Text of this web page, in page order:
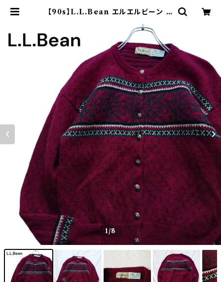
【90s】L.L.Bean エルエルビーン チ
ルドー メタルボタン 古着 ヴィンテー
ジ | オンライン古着屋 9chord
1/8